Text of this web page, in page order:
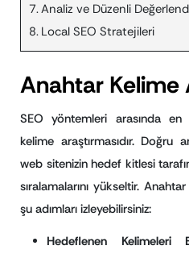
Analiz ve Düzenli
Local SEO Stratejileri
Anahtar Kelime
SEO yöntemleri arasında
kelime araştırmasıdır. Doğru
web sitenizin hedef kitlesi
sıralamalarını yükseltir.
şu adımları izleyebilirsiniz:
Hedeflenen Kelimeleri